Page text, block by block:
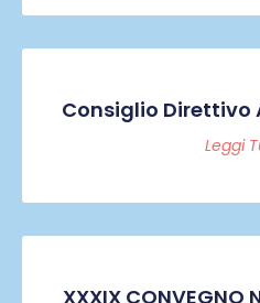
Consiglio Direttivo
Leggi
XXXIX CONVEGNO